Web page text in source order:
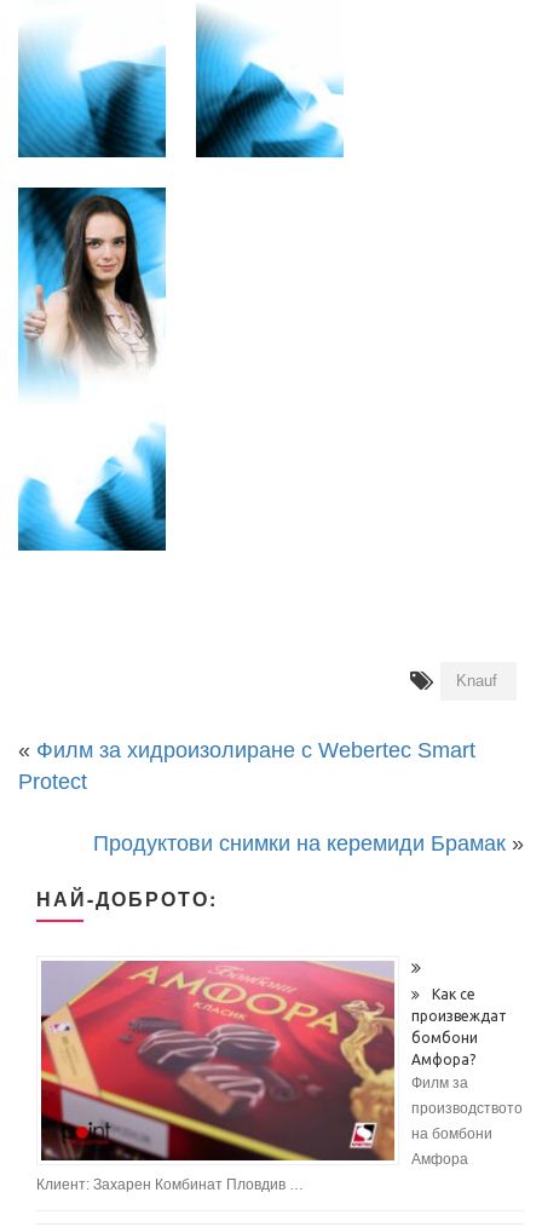
Knauf
« Филм за хидроизолиране с Webertec Smart
Protect
Продуктови снимки на керемиди Брамак »
НАЙ-ДОБРОТО:
Как се
произвеждат
бомбони
Амфора?
Филм за
производството
на бомбони
Амфора
Клиент: Захарен Комбинат Пловдив …